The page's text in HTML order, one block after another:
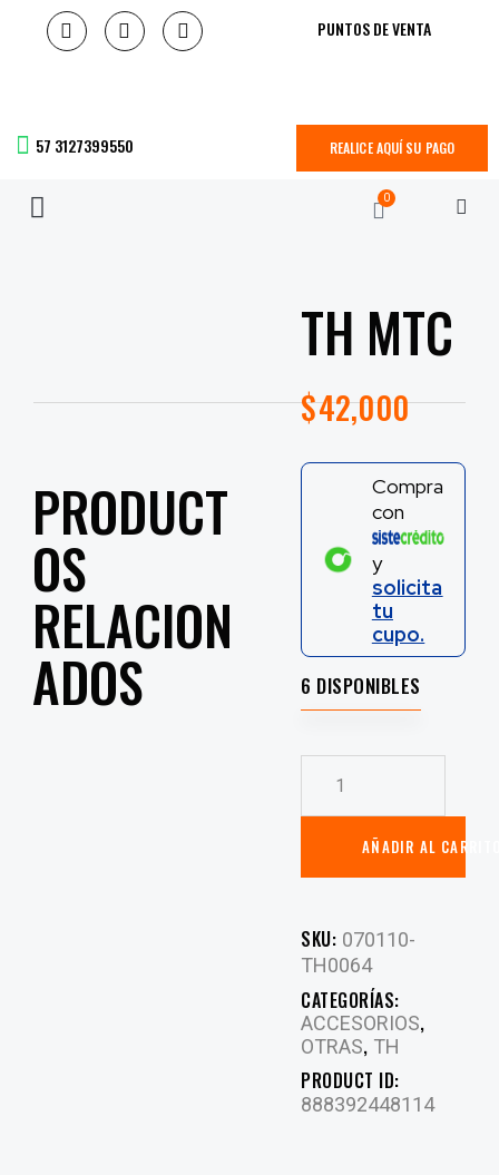
PUNTOS DE VENTA
57 3127399550 REALICE AQUÍ SU PAGO
0
TH MTC
$42,000
Compra
con
y
solicita
tu
cupo.
6 DISPONIBLES
AÑADIR AL
SKU: 070110-
TH0064
CATEGORÍAS:
ACCESORIOS,
OTRAS, TH
PRODUCT ID:
888392448114
PRODUCT
OS
RELACION
ADOS